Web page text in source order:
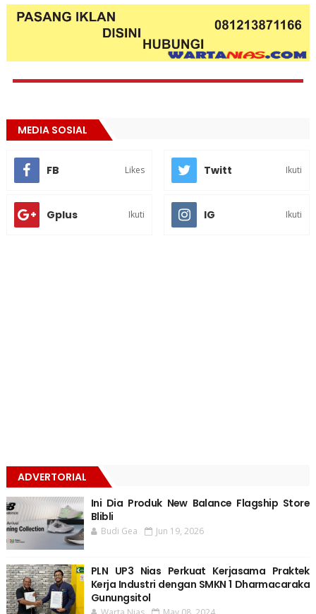
MEDIA SOSIAL
FB Likes Twitt Ikuti
Gplus Ikuti IG Ikuti
ADVERTORIAL
Ini Dia Produk New Balance Flagship Store
Blibli
Budi Gea Jun 19, 2026
PLN UP3 Nias Perkuat Kerjasama Praktek
Kerja Industri dengan SMKN 1 Dharmacaraka
Gunungsitol